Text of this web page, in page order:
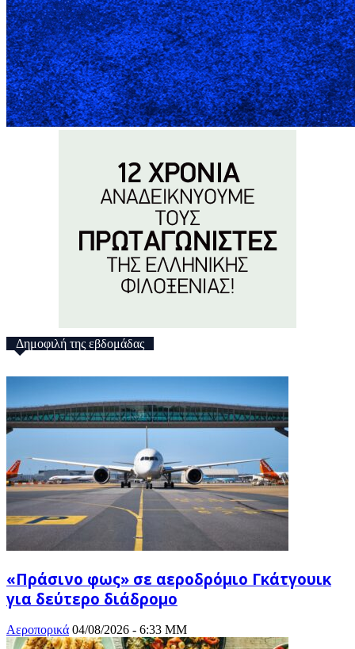
Δημοφιλή της εβδομάδας
«Πράσινο φως» σε αεροδρόμιο Γκάτγουικ
για δεύτερο διάδρομο
Αεροπορικά 04/08/2026 - 6:33 ΜΜ